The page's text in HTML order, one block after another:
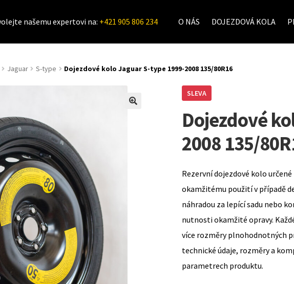
našemu expertovi na: +421 905 806 234 O NÁS DOJEZDOVÁ KOLA
Jaguar S-type Dojezdové kolo Jaguar S-type 1999-2008 135/80R16
SLEVA
Dojezdové
2008 135/
Rezervní dojezdové kolo
okamžitému použití v případě
náhradou za lepící sadu nebo
nutnosti okamžité opravy.
více rozměry plnohodnotných
technické údaje, rozměry a
parametrech produktu.